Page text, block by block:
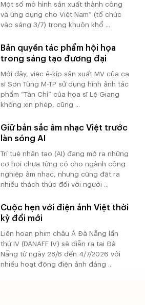
Một số mô hình sản xuất thành công
và ứng dụng cho Việt Nam” (tổ chức
vào sáng 3/7) trong khuôn khổ ...
Bản quyền tác phẩm hội họa
trong sáng tạo đương đại
Mới đây, việc ê-kíp sản xuất MV của ca
sĩ Sơn Tùng M-TP sử dụng hình ảnh tác
phẩm “Tàn Chỉ” của họa sĩ Lệ Giang
không xin phép, cũng ...
Giữ bản sắc âm nhạc Việt trước
làn sóng AI
Trí tuệ nhân tạo (AI) đang mở ra những
cơ hội chưa từng có cho ngành công
nghiệp âm nhạc, nhưng cũng đặt ra
nhiều thách thức đối với người ...
Cuộc hẹn với điện ảnh Việt thời
kỳ đổi mới
Liên hoan phim châu Á Đà Nẵng lần
thứ IV (DANAFF IV) sẽ diễn ra tại Đà
Nẵng từ ngày 28/6 đến 4/7/2026 với
nhiều hoạt động điện ảnh đáng ...